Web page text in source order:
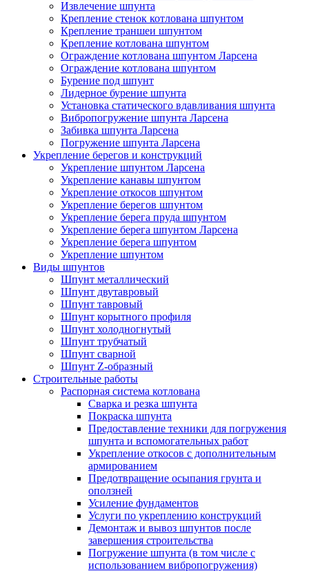
Извлечение шпунта
Крепление стенок котлована шпунтом
Крепление траншеи шпунтом
Крепление котлована шпунтом
Ограждение котлована шпунтом Ларсена
Ограждение котлована шпунтом
Бурение под шпунт
Лидерное бурение шпунта
Установка статического вдавливания шпунта
Вибропогружение шпунта Ларсена
Забивка шпунта Ларсена
Погружение шпунта Ларсена
Укрепление берегов и конструкций
Укрепление шпунтом Ларсена
Укрепление канавы шпунтом
Укрепление откосов шпунтом
Укрепление берегов шпунтом
Укрепление берега пруда шпунтом
Укрепление берега шпунтом Ларсена
Укрепление берега шпунтом
Укрепление шпунтом
Виды шпунтов
Шпунт металлический
Шпунт двутавровый
Шпунт тавровый
Шпунт корытного профиля
Шпунт холодногнутый
Шпунт трубчатый
Шпунт сварной
Шпунт Z-образный
Строительные работы
Распорная система котлована
Сварка и резка шпунта
Покраска шпунта
Предоставление техники для погружения
шпунта и вспомогательных работ
Укрепление откосов с дополнительным
армированием
Предотвращение осыпания грунта и
оползней
Усиление фундаментов
Услуги по укреплению конструкций
Демонтаж и вывоз шпунтов после
завершения строительства
Погружение шпунта (в том числе с
использованием вибропогружения)